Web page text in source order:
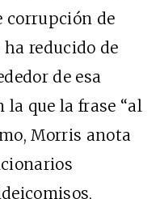
corrupción de
ha reducido de
de esa
la que la frase “al
Morris anota